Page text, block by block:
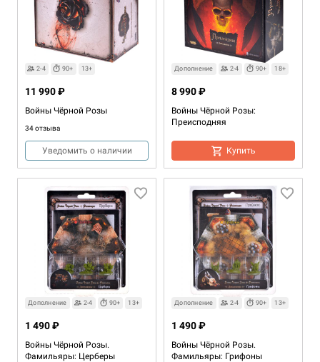
2-4 90+ 13+
Войны Чёрной Розы
34 отзыва
11 990 ₽
Уведомить о наличии
Дополнение 2-4 90+ 18+
Войны Чёрной Розы:
Преисподняя
8 990 ₽
Купить
90+
шипы
Дополнение 2-4 90+ 13+
Войны Чёрной Розы.
Фамильяры: Церберы
1 490 ₽
Дополнение 2-4 90+ 13+
Войны Чёрной Розы.
Фамильяры: Грифоны
1 490 ₽